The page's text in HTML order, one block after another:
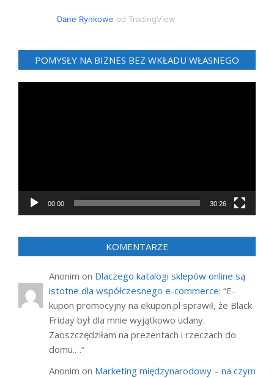
Dane Rynkowe od TradingView
POMYSŁY NA BIZNES BEZ WKŁADU WŁASNEGO
00:00 30:26
KOMENTARZE
Anonim on Dlaczego katalogi sklepów online są
istotne dla współczesnego e-commerce: “E-
kupon promocyjny na ekupon.pl sprawił, że Black
Friday był dla mnie wyjątkowo udany.
Zaoszczędziłam na prezentach i rzeczach do
domu.…”
Anonim on Marketing międzynarodowy – na czym